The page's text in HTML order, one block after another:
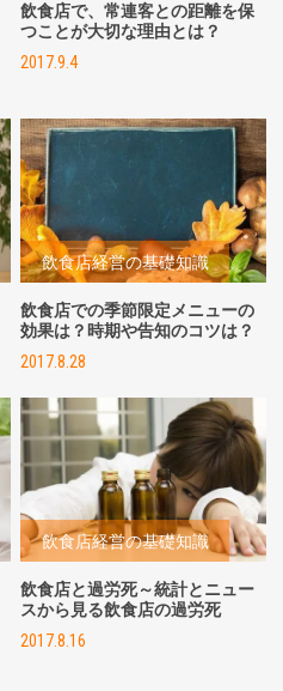
飲食店で、常連客との距離を保
つことが大切な理由とは？
2017.9.4
飲食店経営の基礎知識
飲食店での季節限定メニューの
効果は？時期や告知のコツは？
2017.8.28
飲食店経営の基礎知識
飲食店と過労死～統計とニュー
スから見る飲食店の過労死
2017.8.16